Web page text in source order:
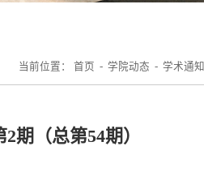
当前位置： 首页 - 学院动态 - 学术通知
期（总第54期）